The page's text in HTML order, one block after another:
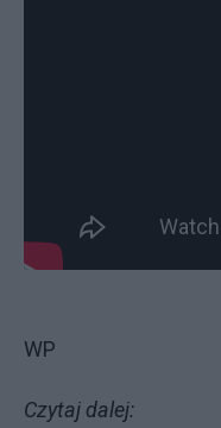
WP
Czytaj dalej: